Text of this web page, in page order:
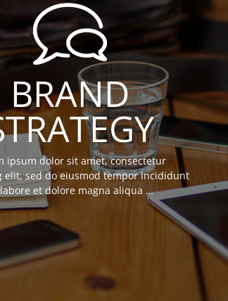
BRAND
ipsum dolor sit amet, consectetur
elit, sed do eiusmod tempor incididunt
et dolore magna aliqua …